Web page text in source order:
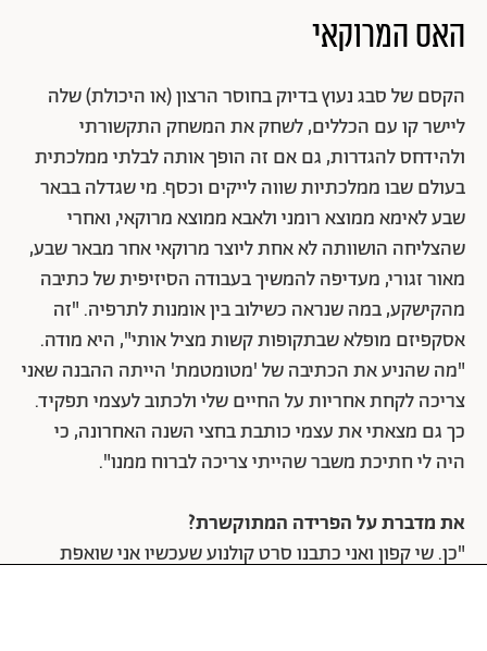
האס המרוקאי
הקסם של סבג נעוץ בדיוק בחוסר הרצון (או היכולת) שלה
ליישר קו עם הכללים, לשחק את המשחק התקשורתי
ולהידחס להגדרות, גם אם זה הופך אותה לבלתי ממלכתית
בעולם שבו ממלכתיות שווה לייקים וכסף. מי שגדלה בבאר
שבע לאימא ממוצא רומני ולאבא ממוצא מרוקאי, ואחרי
שהצליחה הושוותה לא אחת ליוצר מרוקאי אחר מבאר שבע,
מאור זגורי, מעדיפה להמשיך בעבודה הסיזיפית של כתיבה
מהקישקע, במה שנראה כשילוב בין אומנות לתרפיה. "זה
אסקפיזם מופלא שבתקופות קשות מציל אותי", היא מודה.
"מה שהניע את הכתיבה של 'מטומטמת' הייתה ההבנה שאני
צריכה לקחת אחריות על החיים שלי ולכתוב לעצמי תפקיד.
כך גם מצאתי את עצמי כותבת בחצי השנה האחרונה, כי
היה לי חתיכת משבר שהייתי צריכה לברוח ממנו".
את מדברת על הפרידה המתוקשרת?
"כן. שי קפון ואני כתבנו סרט קולנוע שעכשיו אני שואפת